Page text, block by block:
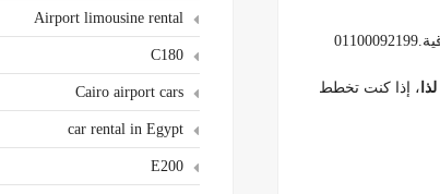
لذا ، إذا كنت تخطط
Airport limousine rental
C180
Cairo airport cars
car rental in Egypt
E200